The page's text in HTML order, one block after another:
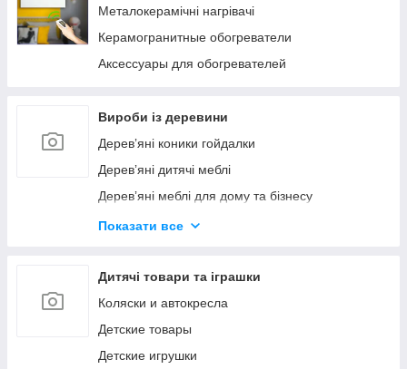
Коллекція матраців Matroroll
Металокерамічні нагрівачі
Керамогранитные обогреватели
Аксессуары для обогревателей
Вироби із деревини
Деревʼяні коники гойдалки
Деревʼяні дитячі меблі
Деревʼяні меблі для дому та бізнесу
Деревʼяні винні стелажі
Деревʼяні підставки для пляшок та ящики
Деревʼяні дошки кухонні підставки під посуд
Показати все
Дитячі товари та іграшки
Коляски и автокресла
Детские товары
Детские игрушки